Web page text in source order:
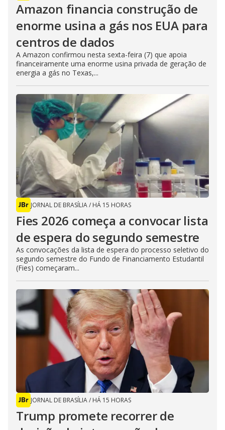
Amazon financia construção de
enorme usina a gás nos EUA para
centros de dados
A Amazon confirmou nesta sexta-feira (7) que apoia
financeiramente uma enorme usina privada de geração de
energia a gás no Texas,...
JORNAL DE BRASÍLIA/ HÁ 15 HORAS
Fies 2026 começa a convocar lista
de espera do segundo semestre
As convocações da lista de espera do processo seletivo do
segundo semestre do Fundo de Financiamento Estudantil
(Fies) começaram...
JORNAL DE BRASÍLIA/ HÁ 15 HORAS
Trump promete recorrer de